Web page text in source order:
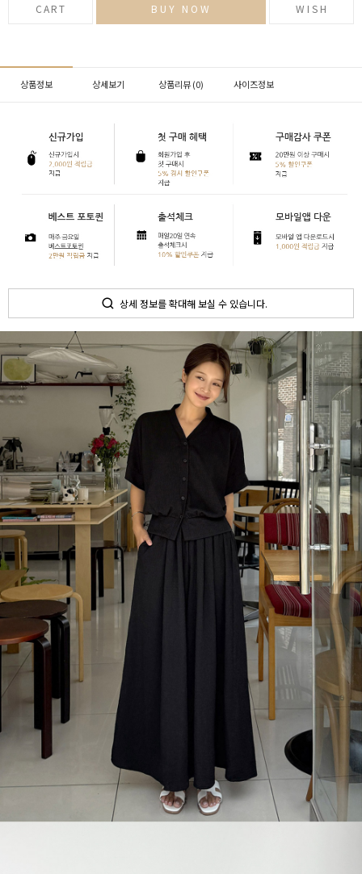
CART BUY NOW WISH
상품정보 상세보기 상품리뷰 (0) 사이즈정보
상세 정보를 확대해 보실 수 있습니다.